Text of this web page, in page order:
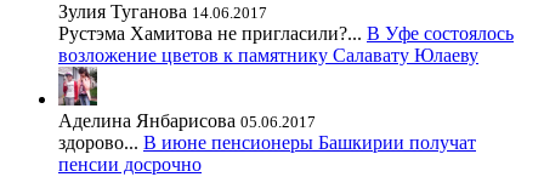
Зулия Туганова 14.06.2017
Рустэма Хамитова не пригласили?... В Уфе состоялось
возложение цветов к памятнику Салавату Юлаеву
Аделина Янбарисова 05.06.2017
здорово... В июне пенсионеры Башкирии получат
пенсии досрочно